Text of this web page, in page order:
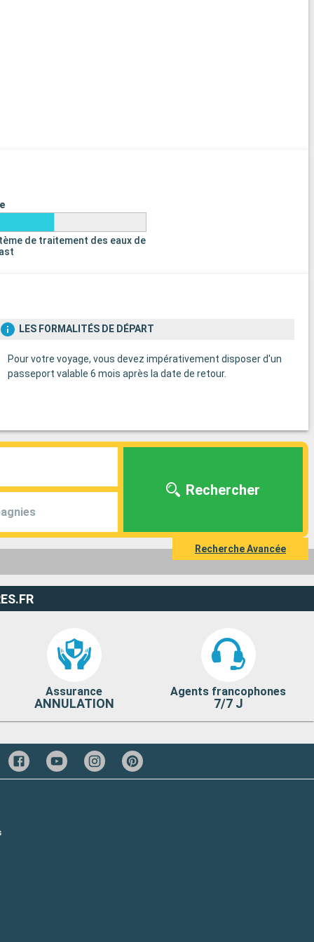
de traitement des eaux de
LES FORMALITÉS DE DÉPART
Pour votre voyage, vous devez impérativement disposer d'un
passeport valable 6 mois après la date de retour.
Rechercher
Recherche Avancée
Assurance
ANNULATION
Agents francophones
7/7 J